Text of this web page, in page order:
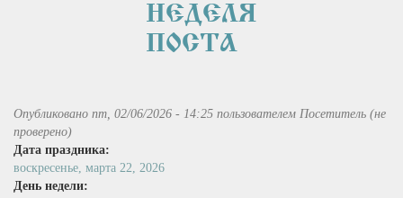
НЕДЕЛЯ
ПОСТА
Опубликовано пт, 02/06/2026 - 14:25 пользователем Посетитель (не
проверено)
Дата праздника:
воскресенье, марта 22, 2026
День недели: